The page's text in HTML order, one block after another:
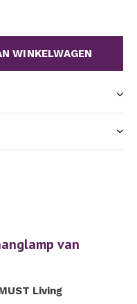
WINKELWAGEN
van
Living